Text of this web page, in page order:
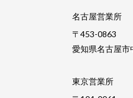
名古屋営業所
〒453-0863
愛知県名古屋
東京営業所